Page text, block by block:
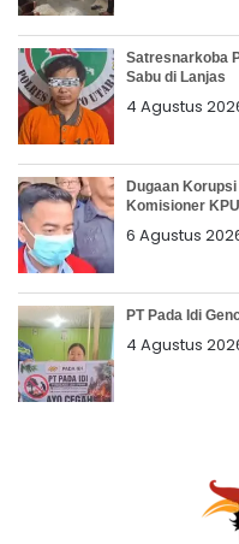
Satresnarkoba
Sabu di Lanjas
4 Agustus
Dugaan
Komisioner
6 Agustus
PT Pada Idi
4 Agustus